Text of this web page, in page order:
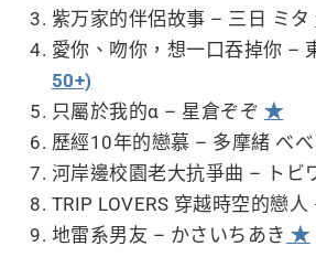
紫万家的伴侶故事 – 三日 ミタ
愛你、吻你，想一口吞掉你 –
50+)
只屬於我的α – 星倉ぞぞ ★
歷經10年的戀慕 – 多摩緒 べべ
河岸邊校園老大抗爭曲 – トビ
TRIP LOVERS 穿越時空的戀
地雷系男友 – かさいちあき ★